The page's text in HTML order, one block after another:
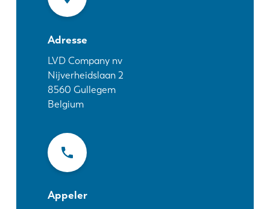
Adresse
LVD Company nv
Nijverheidslaan 2
8560 Gullegem
Belgium
Appeler
Découvrez LVD
Témoignages
Événements
Centre des ressources
Secteurs et solutions
Contactez nous